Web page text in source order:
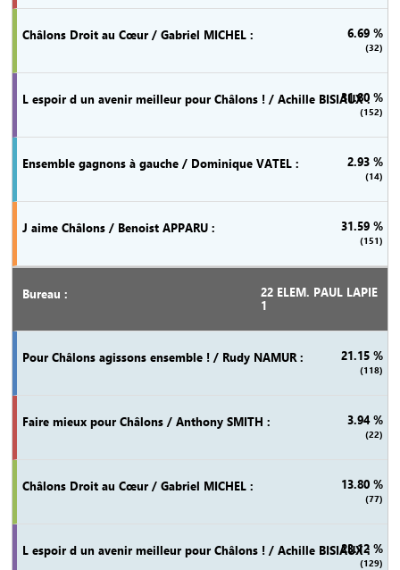
6.69 %
(32)
31.80 %
(152)
2.93 %
(14)
31.59 %
(151)
22 ELEM. PAUL LAPIE
1
21.15 %
(118)
3.94 %
(22)
13.80 %
(77)
23.12 %
(129)